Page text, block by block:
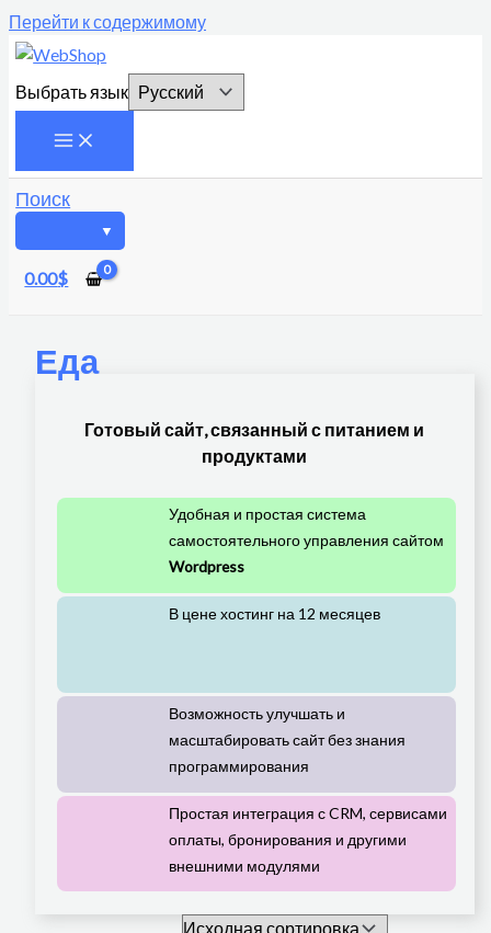
Перейти к содержимому
Выбрать язык
Поиск
0.00$
Еда
Готовый сайт, связанный с питанием и
продуктами
Удобная и простая система
самостоятельного управления сайтом
Wordpress
В цене хостинг на 12 месяцев
Возможность улучшать и
масштабировать сайт без знания
программирования
Простая интеграция с CRM, сервисами
оплаты, бронирования и другими
внешними модулями